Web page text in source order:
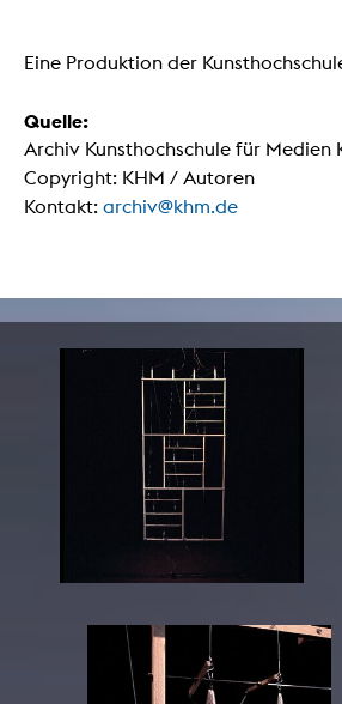
Eine Produktion der
Quelle:
Archiv Kunsthochschule für Medien
Copyright: KHM / Autoren
Kontakt: archiv@khm.de